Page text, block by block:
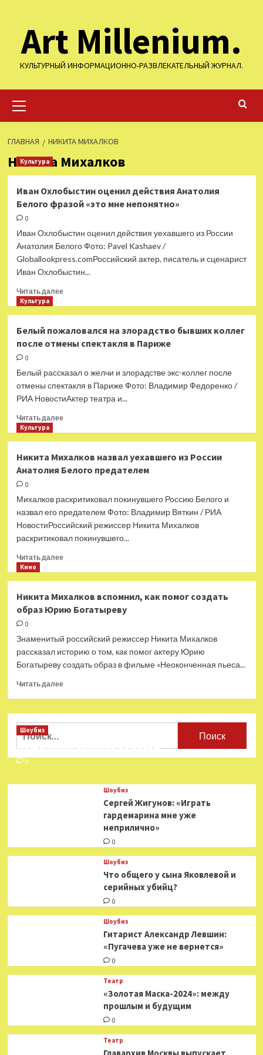
содержимому
Art Millenium.
КУЛЬТУРНЫЙ ИНФОРМАЦИОННО-РАЗВЛЕКАТЕЛЬНЫЙ ЖУРНАЛ.
меню
ГЛАВНАЯ НИКИТА МИХАЛКОВ
Никита Михалков
Культура
Иван Охлобыстин оценил действия Анатолия
Белого фразой «это мне непонятно»
0
Иван Охлобыстин оценил действия уехавшего из России
Анатолия Белого Фото: Pavel Kashaev /
Globallookpress.comРоссийский актер, писатель и сценарист
Иван Охлобыстин...
Читать далееПрочитать
Охлобыстин
оценил
фразой
«это
Культура
Белый пожаловался на злорадство бывших коллег
после отмены спектакля в Париже
0
Белый рассказал о желчи и злорадстве экс-коллег после
отмены спектакля в Париже Фото: Владимир Федоренко /
РИА НовостиАктер театра и...
Читать далееПрочитать
пожаловался
на
коллег
после
отмены
спектакля
Париже
Культура
Никита Михалков назвал уехавшего из России
Анатолия Белого предателем
0
Михалков раскритиковал покинувшего Россию Белого и
назвал его предателем Фото: Владимир Вяткин / РИА
НовостиРоссийский режиссер Никита Михалков
раскритиковал покинувшего...
Читать далееПрочитать
Михалков
назвал
из
России
Анатолия
Белого
Кино
Никита Михалков вспомнил, как помог создать
образ Юрию Богатыреву
0
Знаменитый российский режиссер Никита Михалков
рассказал историю о том, как помог актеру Юрию
Богатыреву создать образ в фильме «Неоконченная пьеса...
Читать далееПрочитать
Никита
как
помог
образ
Богатыреву
Найти:
Шоубиз
Мошенники взялись за звезд
0
Шоубиз
Сергей Жигунов: «Играть
гардемарина мне уже
неприлично»
0
Шоубиз
Что общего у сына Яковлевой и
серийных убийц?
0
Шоубиз
Гитарист Александр Левшин:
«Пугачева уже не вернется»
0
Театр
«Золотая Маска-2024»: между
прошлым и будущим
0
Театр